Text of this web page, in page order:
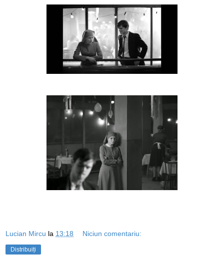
Lucian Mircu la 13:18 Niciun comentariu:
Distribuiți